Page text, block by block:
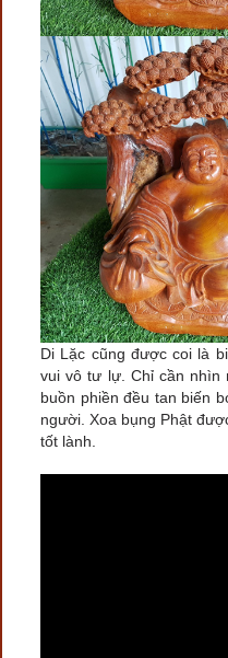
Di Lặc cũng được coi là
vui vô tư lự. Chỉ cần nhìn
buồn phiền đều tan biến
người. Xoa bụng Phật
tốt lành.